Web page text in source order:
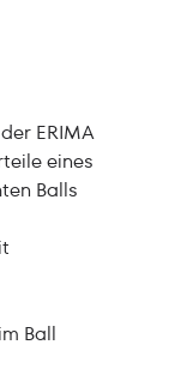
ERIMA
eines
Balls
Ball